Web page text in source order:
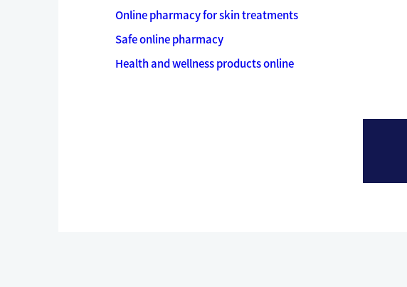
Online pharmacy for skin treatments
Safe online pharmacy
Health and wellness products online